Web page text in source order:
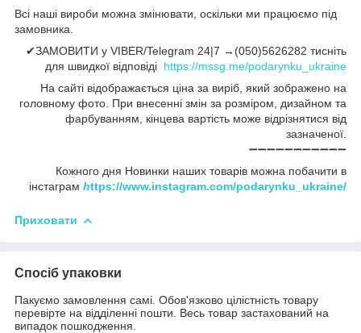
Всі наші вироби можна змінювати, оскільки ми працюємо під
замовника.
✔ЗАМОВИТИ у VIBER/Telegram 24|7 →(050)5626282 тисніть
для швидкої відповіді https://mssg.me/podarynku_ukraine
На сайті відображається ціна за виріб, який зображено на
головному фото. При внесенні змін за розміром, дизайном та
фарбуванням, кінцева вартість може відрізнятися від
зазначеної.
➖➖➖➖➖➖➖➖➖➖➖
Кожного дня Новинки наших товарів можна побачити в
інстаграм https://www.instagram.com/podarynku_ukraine/
Приховати
Спосіб упаковки
Пакуємо замовлення самі. Обов'язково цілістність товару
перевірте на відділенні пошти. Весь товар застахований на
випадок пошкодження.